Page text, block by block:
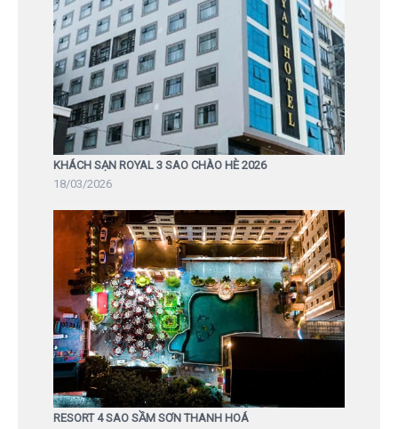
KHÁCH SẠN ROYAL 3 SAO CHÀO HÈ 2026
18/03/2026
RESORT 4 SAO SẦM SƠN THANH HOÁ